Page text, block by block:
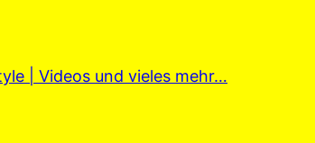
| Videos und vieles mehr…